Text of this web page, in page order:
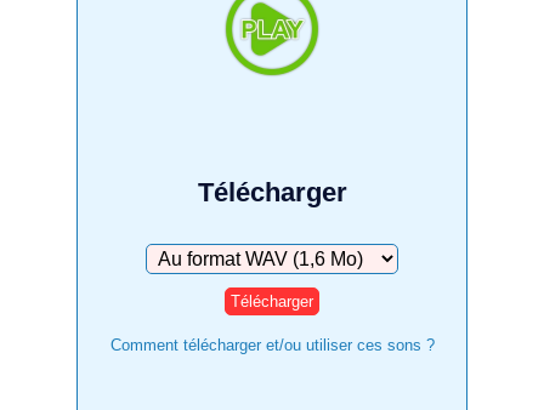
Télécharger
Télécharger
Comment télécharger et/ou utiliser ces sons ?